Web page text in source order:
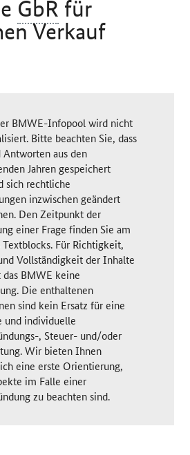
GbR für
Verkauf
BMWE-Infopool wird nicht
Bitte beachten Sie, dass
Antworten aus den
Jahren gespeichert
sich rechtliche
inzwischen geändert
Den Zeitpunkt der
einer Frage finden Sie am
Textblocks. Für Richtigkeit,
Vollständigkeit der Inhalte
BMWE keine
Die enthaltenen
sind kein Ersatz für eine
und individuelle
, Steuer- und/oder
Wir bieten Ihnen
eine erste Orientierung,
im Falle einer
zu beachten sind.